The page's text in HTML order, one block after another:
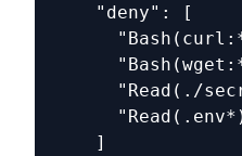
"deny": [
"Read(./
]